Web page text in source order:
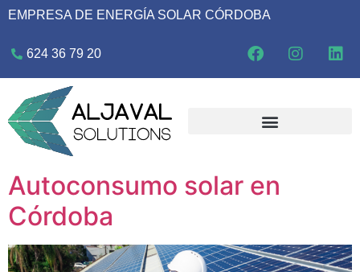
EMPRESA DE ENERGÍA SOLAR CÓRDOBA
624 36 79 20
Autoconsumo solar en
Córdoba